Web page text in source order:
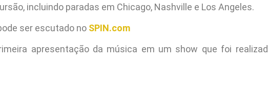
incluindo paradas em Chicago, Nashville e Los Angeles.
ser escutado no SPIN.com
apresentação da música em um show que foi